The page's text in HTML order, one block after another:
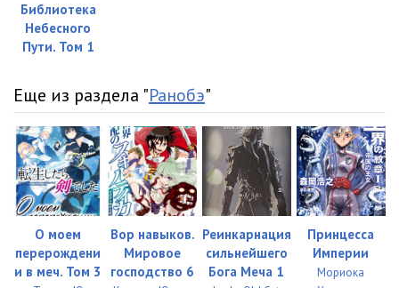
Библиотека
Небесного
Пути. Том 1
Еще из раздела "Ранобэ"
О моем
перерождени
и в меч. Том 3
Вор навыков.
Мировое
господство 6
Реинкарнация
сильнейшего
Бога Меча 1
Принцесса
Империи
Мориока